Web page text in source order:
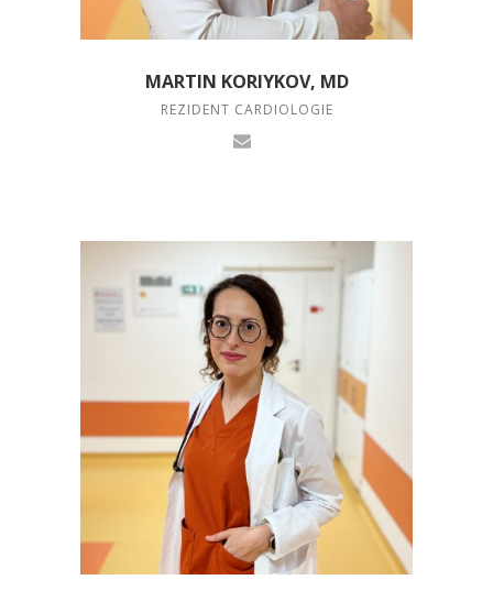
MARTIN KORIYKOV, MD
REZIDENT CARDIOLOGIE